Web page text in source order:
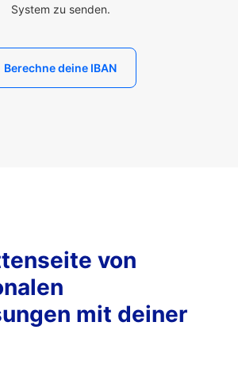
System zu senden.
Berechne deine IBAN
von
mit deiner